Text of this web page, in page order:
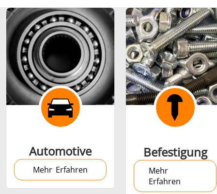
Schrumpfverbindung
Generator mit
Controller
Automotive
Mehr Erfahren
Befestigung
Mehr
Erfahren